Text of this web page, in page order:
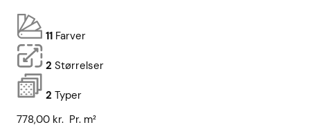
11 Farver
2 Størrelser
2 Typer
778,00 kr. Pr. m²